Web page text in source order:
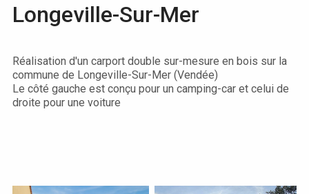
Longeville-Sur-Mer
Réalisation d'un carport double sur-mesure en bois sur la
commune de Longeville-Sur-Mer (Vendée)
Le côté gauche est conçu pour un camping-car et celui de
droite pour une voiture